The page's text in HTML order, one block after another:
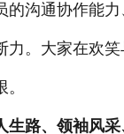
的沟通协作能
力。大家在欢
生路、领袖风采